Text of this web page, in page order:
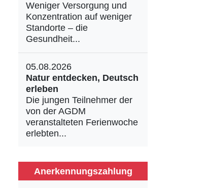
Weniger Versorgung und
Konzentration auf weniger
Standorte – die
Gesundheit...
05.08.2026
Natur entdecken, Deutsch
erleben
Die jungen Teilnehmer der
von der AGDM
veranstalteten Ferienwoche
erlebten...
Anerkennungszahlung